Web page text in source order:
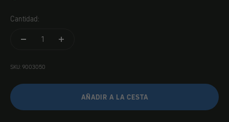
Cantidad:
SKU: 9003050
AÑADIR A LA CESTA